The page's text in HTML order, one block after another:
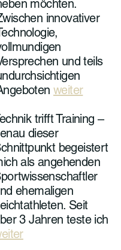
möchten.
innovativer
und teils
weiter
trifft Training –
dieser
begeistert
als angehenden
ehemaligen
Seit
3 Jahren teste ich